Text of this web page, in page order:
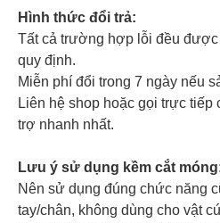
Hình thức đổi trả:
Tất cả trường hợp lỗi đều
quy định.
Miễn phí đổi trong 7 ngày nếu
Liên hệ shop hoặc gọi trực
trợ nhanh nhất.
Lưu ý sử dụng kềm cắt
Nên sử dụng đúng chức năng
tay/chân, không dùng cho vật